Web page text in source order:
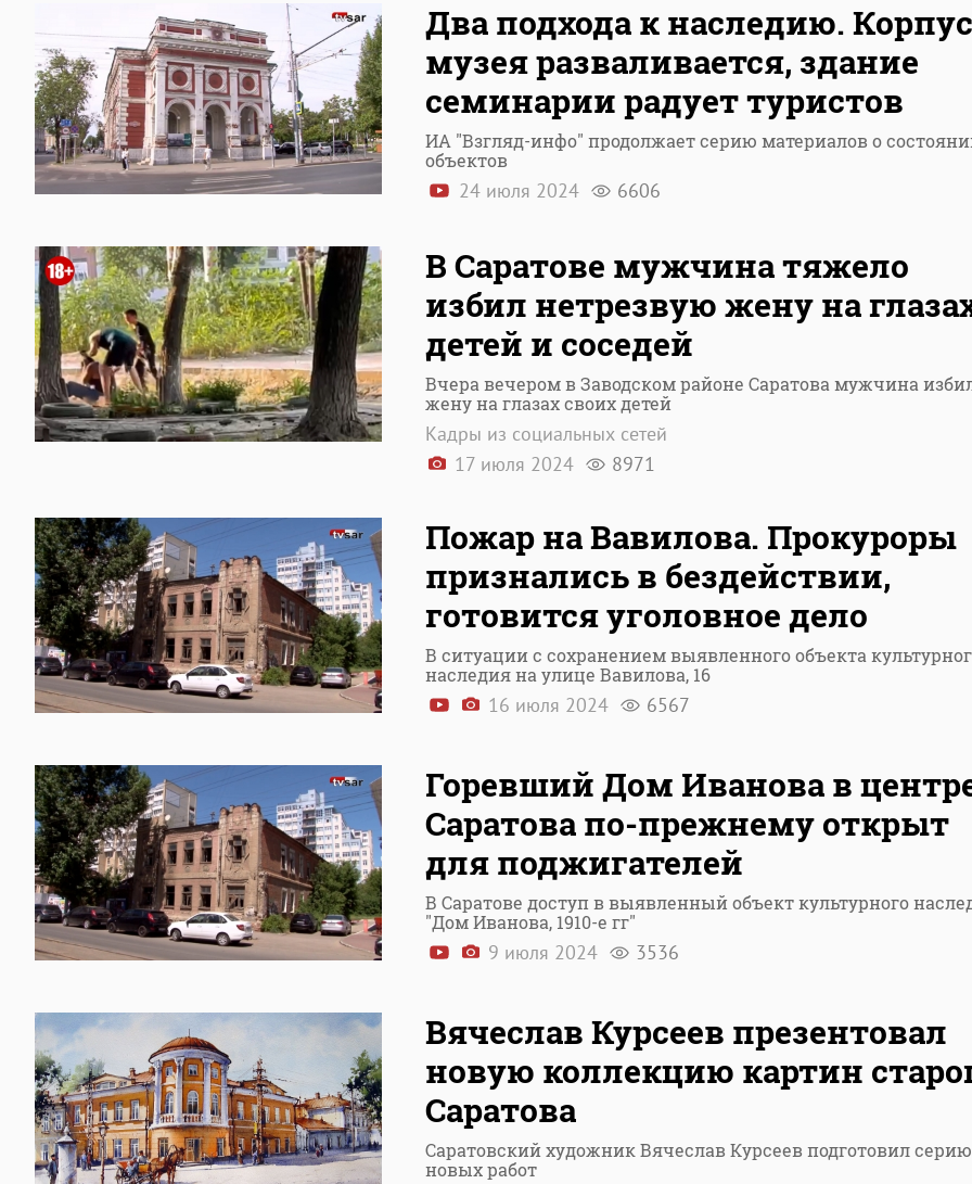
Два подхода к наследию. Корпус
музея разваливается, здание
семинарии радует туристов
ИА "Взгляд-инфо" продолжает серию материалов о
объектов
24 июля 2024 6606
В Саратове мужчина тяжело
избил нетрезвую жену на
детей и соседей
Вчера вечером в Заводском районе Саратова мужчина
жену на глазах своих детей
Кадры из социальных сетей
17 июля 2024
8971
Пожар на Вавилова. Прокуроры
признались в бездействии,
готовится уголовное дело
В ситуации с сохранением выявленного объекта
наследия на улице Вавилова, 16
16 июля 2024 6567
Горевший Дом Иванова в
Саратова по-прежнему открыт
для поджигателей
В Саратове доступ в выявленный объект культурного
"Дом Иванова, 1910-е гг"
9 июля 2024 3536
Вячеслав Курсеев презентовал
новую коллекцию картин
Саратова
Саратовский художник Вячеслав Курсеев подготовил серию
новых работ